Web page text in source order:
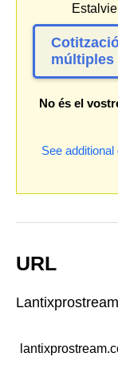
No és el
See
URL